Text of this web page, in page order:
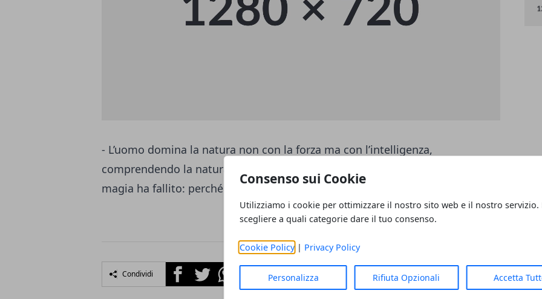
Consenso sui Cookie
Utilizziamo i cookie per ottimizzare il nostro sito web e il nostro servizio.
scegliere a quali categorie dare il tuo consenso.
Cookie Policy| Privacy Policy
Personalizza Rifiuta Opzionali Accetta
- L’uomo domina la natura non con la forza ma con l’intelligenza,
comprendendo la natura. Per questo la scienza ha avuto successo là dove la
magia ha fallito: perché non ha cercato di esercitare incantesimi.
Condividi FacebookTwitterWhatsapp